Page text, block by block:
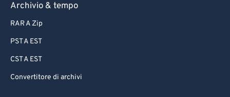
Archivio & tempo
RAR A Zip
PST A EST
CST A EST
Convertitore di archivi